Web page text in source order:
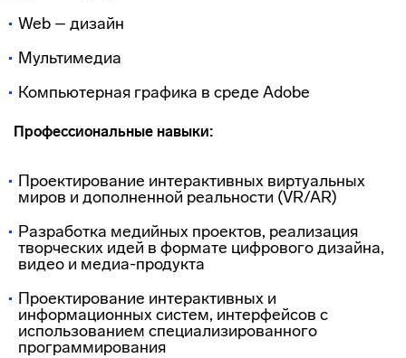
Web – дизайн
Мультимедиа
Компьютерная графика в среде Adobe
Профессиональные навыки:
Проектирование интерактивных виртуальных
миров и дополненной реальности (VR/AR)
Разработка медийных проектов, реализация
творческих идей в формате цифрового дизайна,
видео и медиа-продукта
Проектирование интерактивных и
информационных систем, интерфейсов с
использованием специализированного
программирования